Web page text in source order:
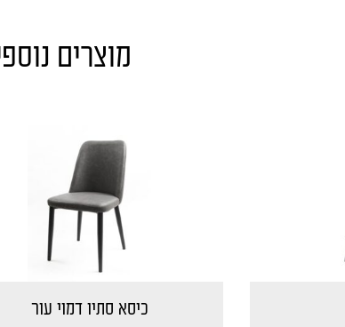
מוצרים
כיסא סתיו דמוי עור